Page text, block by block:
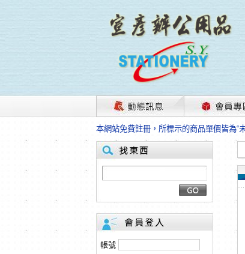
茲因國際情勢變化石油及塑化原物料波動
本網站免費註冊，所標示的商品單價皆為“
HP、EPSON、CANON原廠耗材價格浮
本網站免費註冊，所標示的商品單價皆為“
匯款客戶請注意！因商品繁複來不及發現
本網站免費註冊，所標示的商品單價皆為“
茲因國際情勢變化石油及塑化原物料波動
本網站免費註冊，所標示的商品單價皆為“
HP、EPSON、CANON原廠耗材價格浮動
本網站免費註冊，所標示的商品單價皆為“
匯款客戶請注意！因商品繁複來不及發現
本網站免費註冊，所標示的商品單價皆為
帳號